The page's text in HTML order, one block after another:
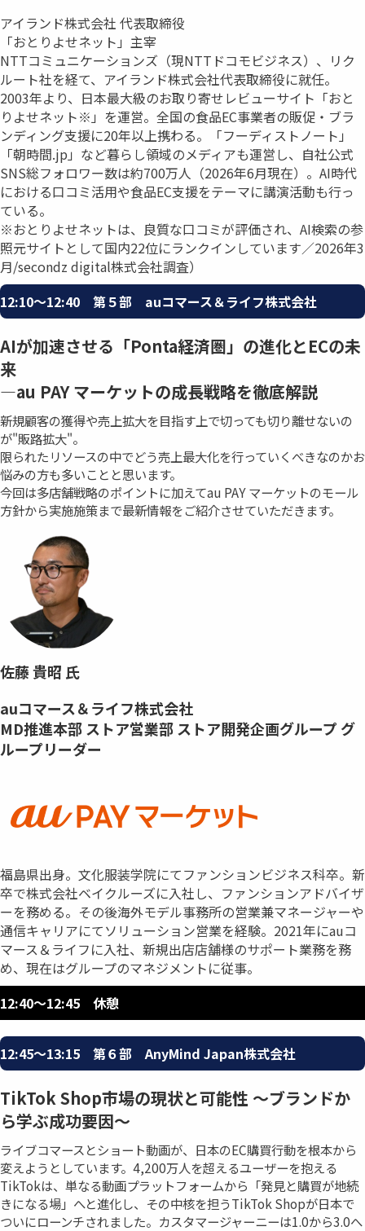
アイランド株式会社 代表取締役
「おとりよせネット」主宰
NTTコミュニケーションズ（現NTTドコモビジネス）、リク
ルート社を経て、アイランド株式会社代表取締役に就任。
2003年より、日本最大級のお取り寄せレビューサイト「おと
りよせネット※」を運営。全国の食品EC事業者の販促・ブラ
ンディング支援に20年以上携わる。「フーディストノート」
「朝時間.jp」など暮らし領域のメディアも運営し、自社公式
SNS総フォロワー数は約700万人（2026年6月現在）。AI時代
における口コミ活用や食品EC支援をテーマに講演活動も行っ
ている。
※おとりよせネットは、良質な口コミが評価され、AI検索の参
照元サイトとして国内22位にランクインしています／2026年3
月/secondz digital株式会社調査）
12:10〜12:40 第５部 auコマース＆ライフ株式会社
AIが加速させる「Ponta経済圏」の進化とECの未
来
―au PAY マーケットの成⻑戦略を徹底解説
新規顧客の獲得や売上拡大を目指す上で切っても切り離せないの
が"販路拡大"。
限られたリソースの中でどう売上最大化を行っていくべきなのかお
悩みの方も多いことと思います。
今回は多店舗戦略のポイントに加えてau PAY マーケットのモール
方針から実施施策まで最新情報をご紹介させていただきます。
佐藤 貴昭 氏
auコマース＆ライフ株式会社
MD推進本部 ストア営業部 ストア開発企画グループ グ
ループリーダー
福島県出身。文化服装学院にてファンションビジネス科卒。新
卒で株式会社ベイクルーズに入社し、ファンションアドバイザ
ーを務める。その後海外モデル事務所の営業兼マネージャーや
通信キャリアにてソリューション営業を経験。2021年にauコ
マース＆ライフに入社、新規出店店舗様のサポート業務を務
め、現在はグループのマネジメントに従事。
12:40〜12:45 休憩
12:45〜13:15 第６部 AnyMind Japan株式会社
TikTok Shop市場の現状と可能性 〜ブランドか
ら学ぶ成功要因〜
ライブコマースとショート動画が、日本のEC購買行動を根本から
変えようとしています。4,200万人を超えるユーザーを抱える
TikTokは、単なる動画プラットフォームから「発見と購買が地続
きになる場」へと進化し、その中核を担うTikTok Shopが日本で
ついにローンチされました。カスタマージャーニーは1.0から3.0へ